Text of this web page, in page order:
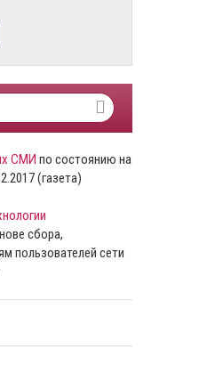
СМИ по состоянию на
(газета)
сбора,
пользователей сети